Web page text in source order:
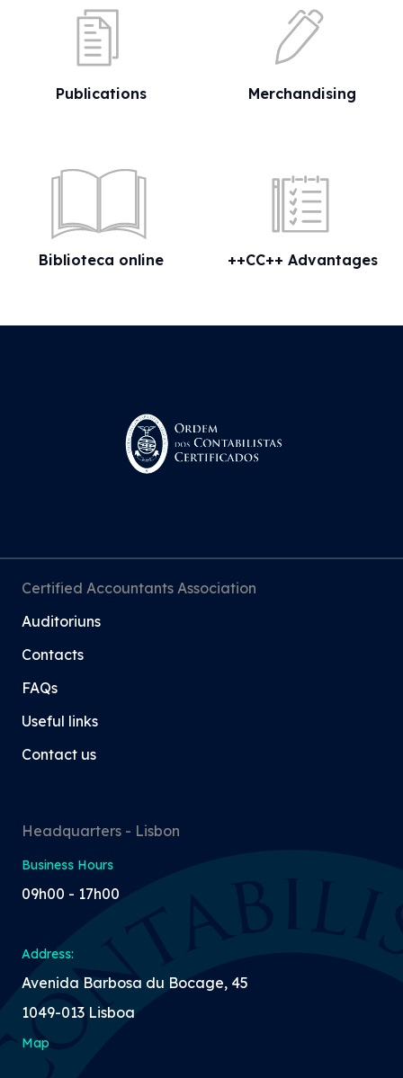
Publications Merchandising
Biblioteca online ++CC++ Advantages
Certified Accountants Association
Auditoriuns
Contacts
FAQs
Useful links
Contact us
Headquarters - Lisbon
Business Hours
09h00 - 17h00
Address:
Avenida Barbosa du Bocage, 45
1049-013 Lisboa
Map